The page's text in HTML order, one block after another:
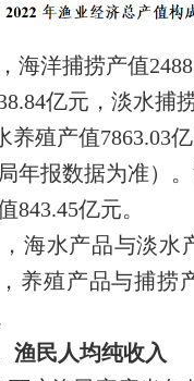
海洋捕捞产值
亿元，淡水捕
养殖产值7863.03
年报数据为准）
843.45亿元。
海水产品与淡水
，养殖产品与捕捞
渔民人均纯收入